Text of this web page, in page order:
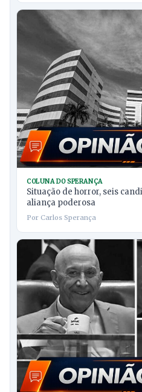
COLUNA DO SPERANÇA
Situação de horror, seis
aliança poderosa
Por Carlos Sperança